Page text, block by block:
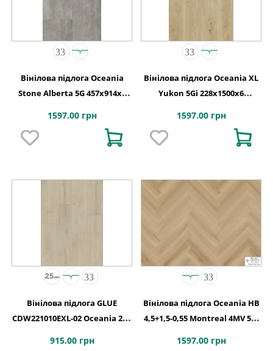
Вінілова підлога Oceania
Stone Alberta 5G 457x914х6
1597.00 грн
Вінілова підлога Oceania XL
Yukon 5Gi 228x1500х6
1597.00 грн
Вінілова підлога GLUE
CDW221010EXL-02 Oceania 2,5-
1227х187х2,5
915.00 грн
Вінілова підлога Oceania HB
4,5+1,5-0,55 Montreal 4MV 5Gi
1597.00 грн